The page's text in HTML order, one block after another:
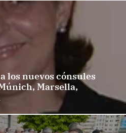
los nuevos cónsules
Marsella,